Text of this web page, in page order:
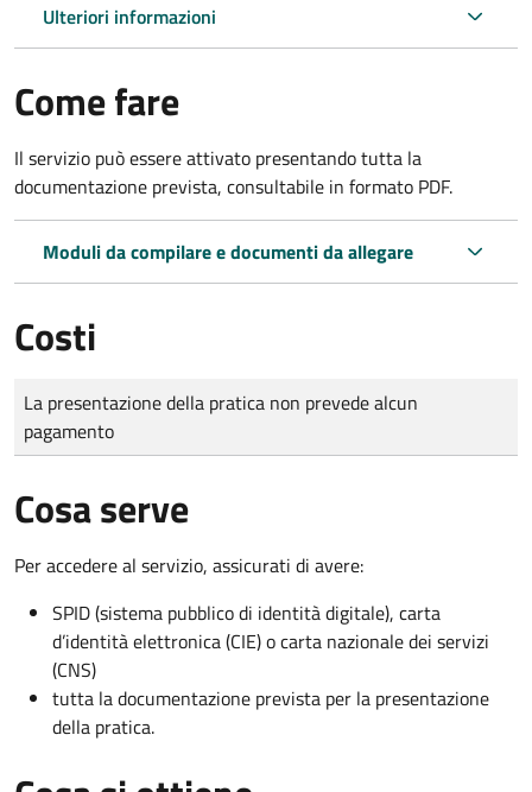
Ulteriori informazioni
Come fare
Il servizio può essere attivato presentando tutta la
documentazione prevista, consultabile in formato PDF.
Moduli da compilare e documenti da allegare
Costi
Tipo di pagamento
Importo
La presentazione della pratica non prevede alcun
pagamento
Cosa serve
Per accedere al servizio, assicurati di avere:
SPID (sistema pubblico di identità digitale), carta
d’identità elettronica (CIE) o carta nazionale dei servizi
(CNS)
tutta la documentazione prevista per la presentazione
della pratica.